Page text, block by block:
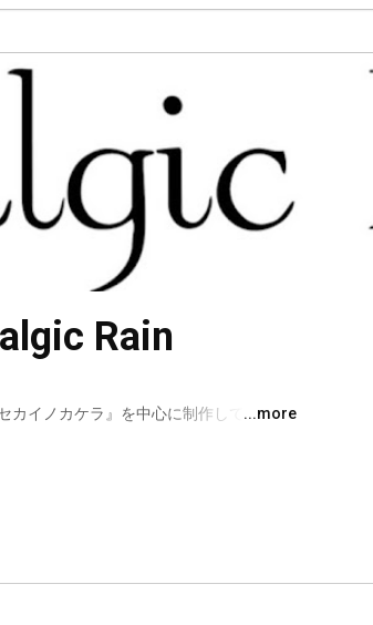
Rain
カイノカケラ』を中心に制作している一
...more